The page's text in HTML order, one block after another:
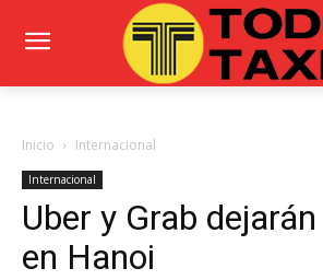
Inicio Internacional
Internacional
Uber y Grab
en Hanoi